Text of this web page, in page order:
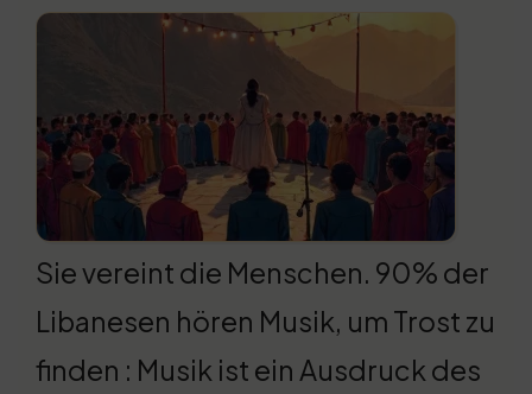
Sie vereint die Menschen. 90% der
Libanesen hören Musik, um Trost zu
finden : Musik ist ein Ausdruck des